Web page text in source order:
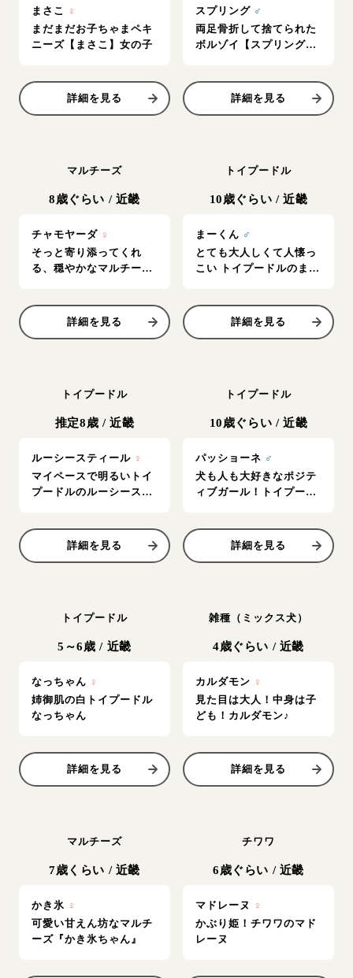
まさこ
♀
まだまだお子ちゃまペキ
ニーズ【まさこ】女の子
詳細を見る
スプリング ♂
両足骨折して捨てられた
ボルゾイ【スプリング】
詳細を見る
マルチーズ
8歳ぐらい / 近畿
チャモヤーダ ♀
そっと寄り添ってくれ
る、穏やかなマルチーズ
詳細を見る
トイプードル
10歳ぐらい /近畿
まーくん ♂
とても大人しくて人懐っ
こい トイプードルのまー
詳細を見る
トイプードル
推定8歳 / 近畿
ルーシースティール ♀
マイペースで明るいトイ
プードルのルーシーステ
詳細を見る
トイプードル
10歳ぐらい /近畿
パッショーネ ♂
犬も人も大好きなポジテ
ィブガール！トイプーの
詳細を見る
トイプードル
5～6歳 / 近畿
なっちゃん ♀
姉御肌の白トイプードル
なっちゃん
詳細を見る
雑種（ミックス犬）
4歳ぐらい / 近畿
カルダモン ♀
見た目は大人！中身は子
ども！カルダモン♪
詳細を見る
マルチーズ
7歳くらい / 近畿
かき氷 ♀
可愛い甘えん坊なマルチ
ーズ『かき氷ちゃん』
チワワ
6歳ぐらい / 近畿
マドレーヌ
♀
かぶり姫！チワワのマド
レーヌ